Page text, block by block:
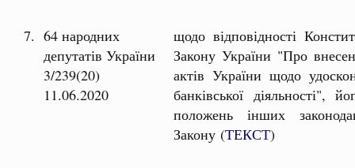
7. 64 народних
депутатів України
3/239(20)
11.06.2020
щодо відповідності
Закону України "Про
актів України щодо
банківської діяльності",
положень інших
Закону (ТЕКСТ)